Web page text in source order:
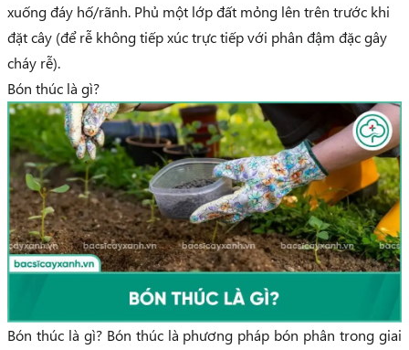
xuống đáy hố/rãnh. Phủ một lớp đất mỏng lên trên trước khi
đặt cây (để rễ không tiếp xúc trực tiếp với phân đậm đặc gây
cháy rễ).
Bón thúc là gì?
Bón thúc là gì? Bón thúc là phương pháp bón phân trong giai